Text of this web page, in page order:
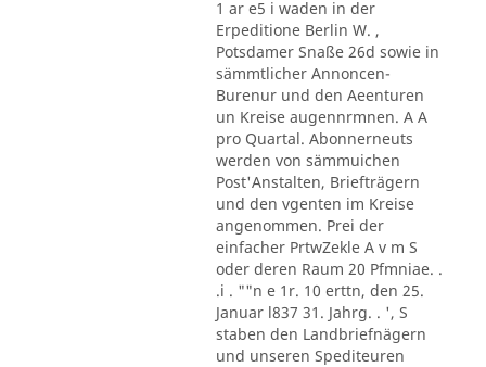
1 ar e5 i waden in der
Erpeditione Berlin W. ,
Potsdamer Snaße 26d sowie in
sämmtlicher Annoncen-
Burenur und den Aeenturen
un Kreise augennrmnen. A A
pro Quartal. Abonnerneuts
werden von sämmuichen
Post'Anstalten, Briefträgern
und den vgenten im Kreise
angenommen. Prei der
einfacher PrtwZekle A v m S
oder deren Raum 20 Pfmniae. .
.i . ""n e 1r. 10 erttn, den 25.
Januar l837 31. Jahrg. . ', S
staben den Landbriefnägern
und unseren Spediteuren